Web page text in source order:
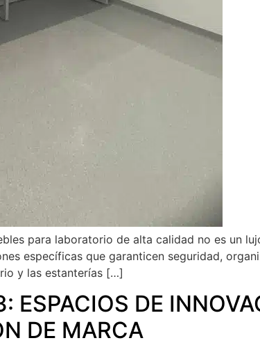
para laboratorio de alta calidad no es un
específicas que garanticen seguridad,
y las estanterías […]
ESPACIOS DE
DE MARCA